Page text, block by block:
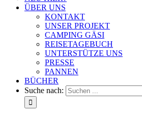
ÜBER UNS
KONTAKT
UNSER PROJEKT
CAMPING GÄSI
REISETAGEBUCH
UNTERSTÜTZE UNS
PRESSE
PANNEN
BÜCHER
Suche nach: